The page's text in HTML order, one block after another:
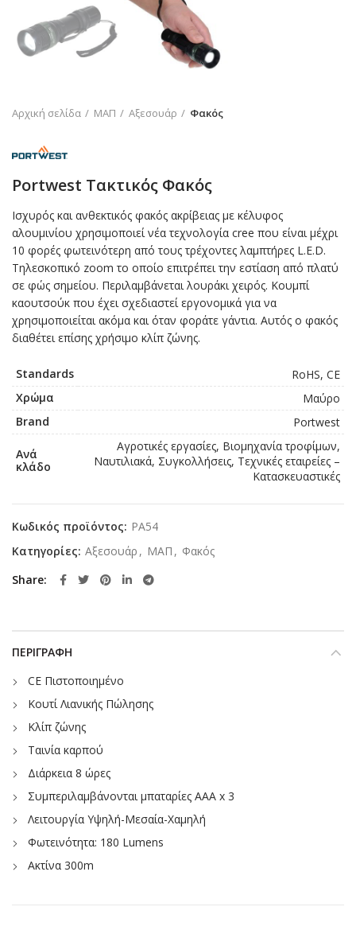
Αρχική σελίδα ΜΑΠ Αξεσουάρ Φακός
Portwest Τακτικός Φακός
Ισχυρός και ανθεκτικός φακός ακρίβειας με κέλυφος
αλουμινίου χρησιμοποιεί νέα τεχνολογία cree που είναι μέχρι
10 φορές φωτεινότερη από τους τρέχοντες λαμπτήρες L.E.D.
Τηλεσκοπικό zoom το οποίο επιτρέπει την εστίαση από πλατύ
σε φώς σημείου. Περιλαμβάνεται λουράκι χειρός. Κουμπί
καουτσούκ που έχει σχεδιαστεί εργονομικά για να
χρησιμοποιείται ακόμα και όταν φοράτε γάντια. Αυτός ο φακός
διαθέτει επίσης χρήσιμο κλίπ ζώνης.
Standards
RoHS, CE
Χρώμα
Μαύρο
Brand
Portwest
Ανά
κλάδο
Αγροτικές εργασίες, Βιομηχανία τροφίμων,
Ναυτιλιακά, Συγκολλήσεις, Τεχνικές εταιρείες –
Κατασκευαστικές
Κωδικός προϊόντος: PA54
Κατηγορίες: Αξεσουάρ , ΜΑΠ , Φακός
Share
ΠΕΡΙΓΡΑΦΉ
CE Πιστοποιημένο
Κουτί Λιανικής Πώλησης
Κλίπ ζώνης
Ταινία καρπού
Διάρκεια 8 ώρες
Συμπεριλαμβάνονται μπαταρίες AAA x 3
Λειτουργία Υψηλή-Μεσαία-Χαμηλή
Φωτεινότητα: 180 Lumens
Ακτίνα 300m